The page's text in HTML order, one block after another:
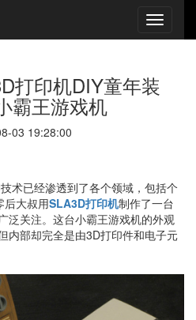
打印机DIY童年装
霸王游戏机
03 19:28:00
术已经渗透到了各个领域，包括个
后大叔用SLA3D打印机制作了一台
泛关注。这台小霸王游戏机的外观
内部却完全是由3D打印件和电子元